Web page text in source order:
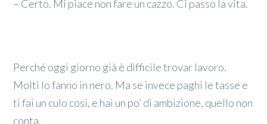
– Certo. Mi piace non fare un cazzo. Ci passo la vita.
Perché oggi giorno già è difficile trovar lavoro.
Molti lo fanno in nero. Ma se invece paghi le tasse e
ti fai un culo così, e hai un po’ di ambizione, quello non
conta.